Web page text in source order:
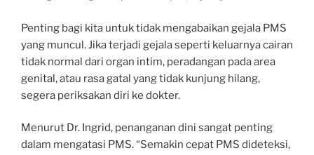
Penting bagi kita untuk tidak mengabaikan gejala PMS
yang muncul. Jika terjadi gejala seperti keluarnya cairan
tidak normal dari organ intim, peradangan pada area
genital, atau rasa gatal yang tidak kunjung hilang,
segera periksakan diri ke dokter.
Menurut Dr. Ingrid, penanganan dini sangat penting
dalam mengatasi PMS. “Semakin cepat PMS dideteksi,